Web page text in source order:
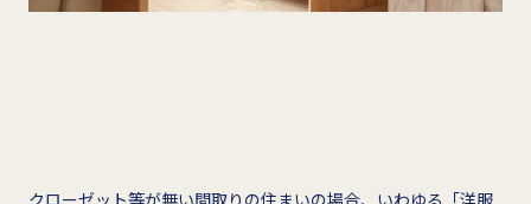
クローゼット等が無い間取りの住まいの場合、いわゆる「洋服